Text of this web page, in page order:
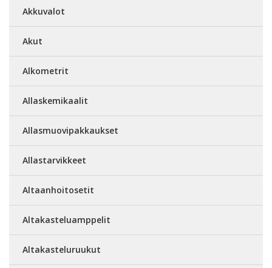
Akkuvalot
Akut
Alkometrit
Allaskemikaalit
Allasmuovipakkaukset
Allastarvikkeet
Altaanhoitosetit
Altakasteluamppelit
Altakasteluruukut